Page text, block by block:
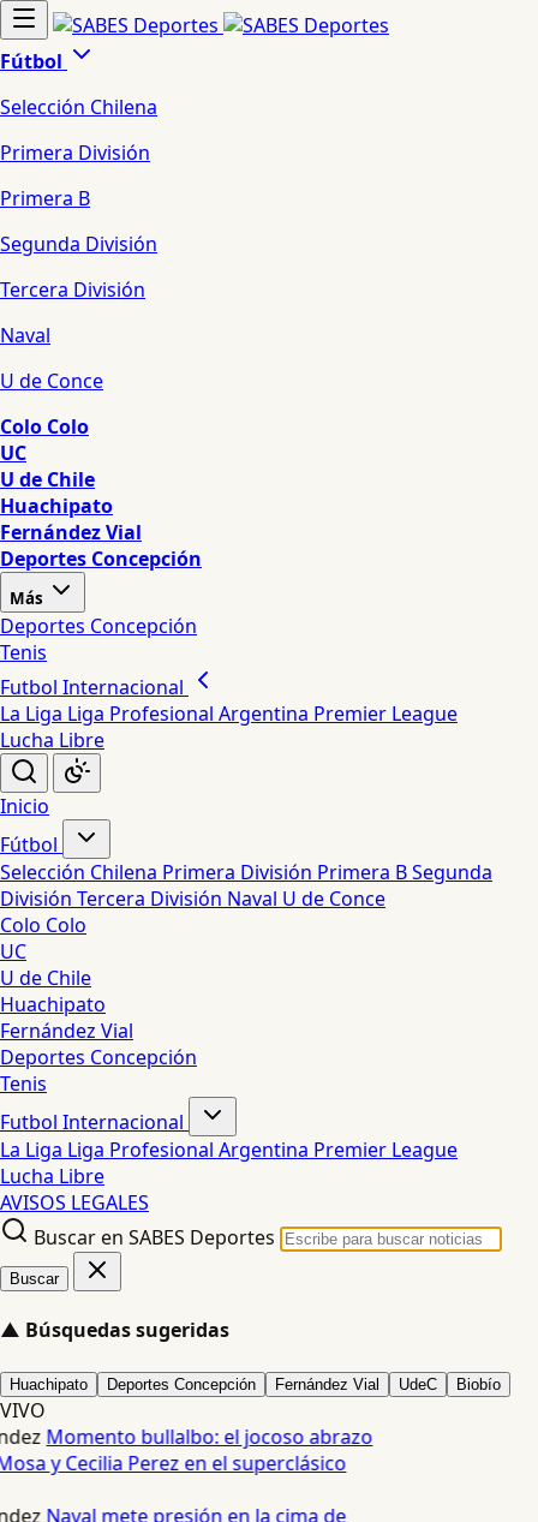
Fútbol
Selección Chilena
Primera División
Primera B
Segunda División
Tercera División
Naval
U de Conce
Colo Colo
UC
U de Chile
Huachipato
Fernández Vial
Deportes Concepción
Más
Deportes Concepción
Tenis
Futbol Internacional
La Liga Liga Profesional Argentina Premier League
Lucha Libre
Inicio
Fútbol
Selección Chilena Primera División Primera BSegunda
División Tercera División Naval U de Conce
Colo Colo
UC
U de Chile
Huachipato
Fernández Vial
Deportes Concepción
Tenis
Futbol Internacional
La Liga Liga Profesional Argentina Premier League
Lucha Libre
AVISOS LEGALES
Buscar en SABES Deportes
Buscar
▲ Búsquedas sugeridas
Huachipato Deportes Concepción Fernández Vial UdeC Biobío
VIVO
Momento bullalbo: el jocoso abrazo
y Cecilia Perez en el superclásico
Naval mete presión en la cima de